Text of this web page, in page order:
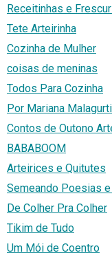
Receitinhas e
Tete Arteirinha
Cozinha de Mulher
coisas de meninas
Todos Para Cozinha
Por Mariana Malagurti
Contos de Outono
BABABOOM
Arteirices e Quitutes
Semeando Poesias
De Colher Pra Colher
Tikim de Tudo
Um Mói de Coentro